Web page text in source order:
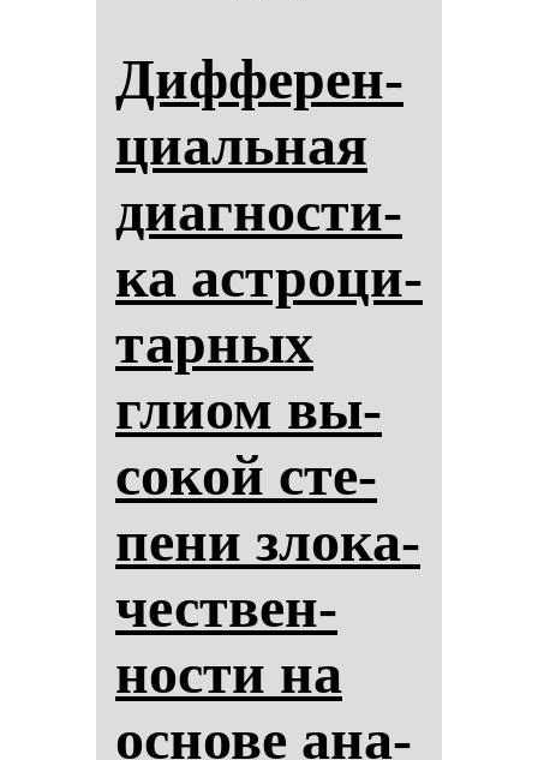
Диф­фе­рен­
ци­аль­ная
ди­аг­нос­ти­
ка ас­тро­ци­
тар­ных
гли­ом вы­
со­кой сте­
пе­ни зло­ка­
чес­твен­
нос­ти на
ос­но­ве ана­